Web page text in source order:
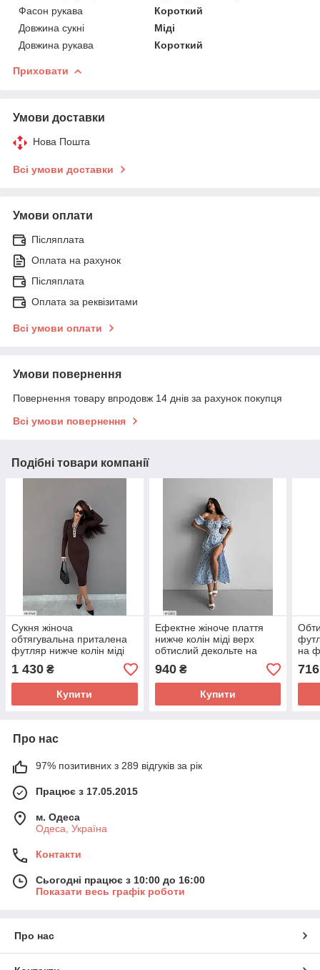
Фасон рукава
Короткий
Довжина сукні
Міді
Довжина рукава
Короткий
Приховати
Умови доставки
Нова Пошта
Всі умови доставки
Умови оплати
Післяплата
Оплата на рахунок
Післяплата
Оплата за реквізитами
Всі умови оплати
Умови повернення
Повернення товару впродовж 14 днів за рахунок покупця
Всі умови повернення
Подібні товари компанії
Сукня жіноча
обтягувальна приталена
футляр нижче колін міді
машинна в'язка з коміром
поло
1 430 ₴
Купити
Ефектне жіноче плаття
нижче колін міді верх
обтислий декольте на
гумці короткий рукав
ліхтарик
940₴
Купити
на
716
Про нас
97% позитивних з 289 відгуків за рік
Працює з 17.05.2015
м. Одеса
Одеса, Україна
Контакти
Сьогодні працює з 10:00 до 16:00
Показати весь графік роботи
Про нас